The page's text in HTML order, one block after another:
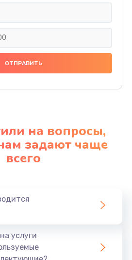
телефона
666 руб.
Заказать
телефона
данных телефона
Заказать
на вопросы,
задают чаще
всего
услуги